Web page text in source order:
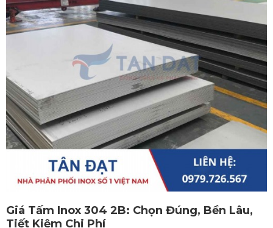
Giá Tấm Inox 304 2B: Chọn Đúng, Bền Lâu,
Tiết Kiệm Chi Phí